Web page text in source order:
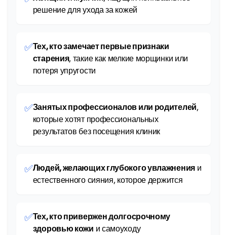
решение для ухода за кожей
✅Тех, кто замечает первые признаки
старения, такие как мелкие морщинки или
потеря упругости
✅Занятых профессионалов или родителей,
которые хотят профессиональных
результатов без посещения клиник
✅Людей, желающих глубокого увлажненияи
естественного сияния, которое держится
✅Тех, кто привержен долгосрочному
здоровью кожи и самоуходу